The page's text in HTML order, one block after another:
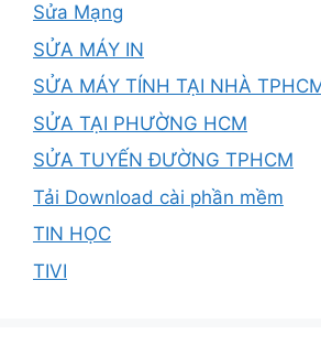
Sửa Mạng
SỬA MÁY IN
SỬA MÁY TÍNH TẠI NHÀ
SỬA TẠI PHƯỜNG HCM
SỬA TUYẾN ĐƯỜNG TPHCM
Tải Download cài phần mềm
TIN HỌC
TIVI